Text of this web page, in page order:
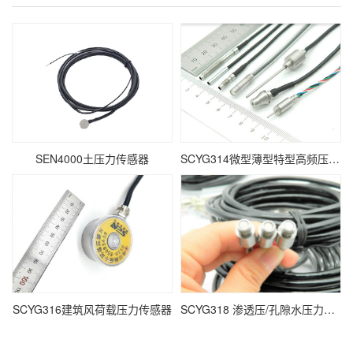
SEN4000土压力传感器 SCYG314微型薄型特型高频压力传感器
SCYG316建筑风荷载压力传感器 SCYG318 渗透压/孔隙水压力传感器